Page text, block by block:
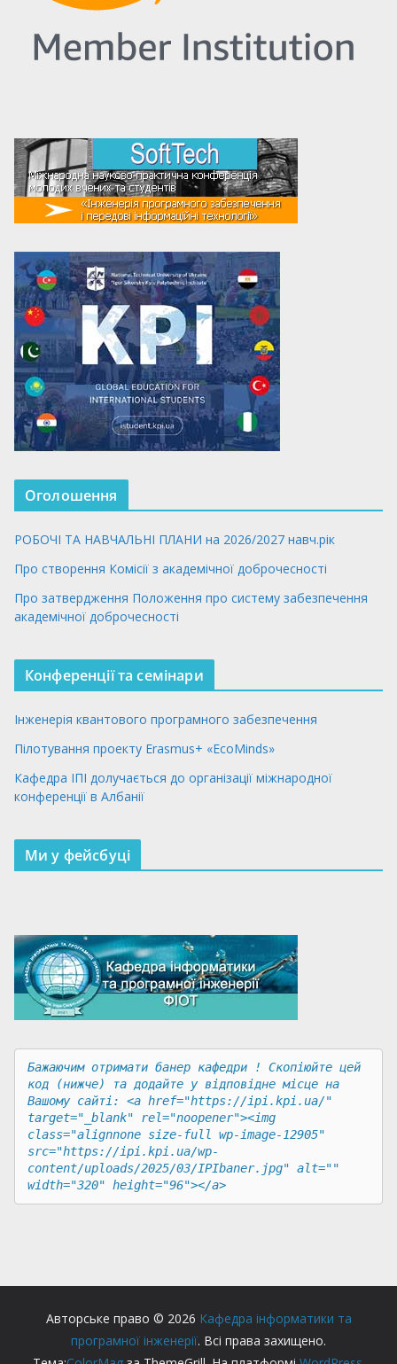
Оголошення
РОБОЧІ ТА НАВЧАЛЬНІ ПЛАНИ на 2026/2027 навч.рік
Про створення Комісії з академічної доброчесності
Про затвердження Положення про систему забезпечення
академічної доброчесності
Конференції та семінари
Інженерія квантового програмного забезпечення
Пілотування проекту Erasmus+ «EcoMinds»
Кафедра ІПІ долучається до організації міжнародної
конференції в Албанії
Ми у фейсбуці
Бажаючим отримати банер кафедри ! Скопіюйте цей
код (нижче) та додайте у відповідне місце на
Вашому сайті: <a href="https://ipi.kpi.ua/"
target="_blank" rel="noopener"><img
class="alignnone size-full wp-image-12905"
src="https://ipi.kpi.ua/wp-
content/uploads/2025/03/IPIbaner.jpg" alt=""
width="320" height="96"></a>
Авторське право © 2026 Кафедра інформатики та
програмної інженерії. Всі права захищено.